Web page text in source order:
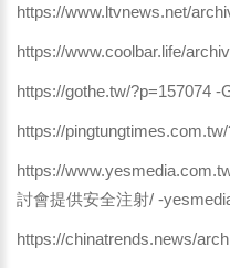
https://www.ltvnews.net/
https://www.coolbar.life/
https://gothe.tw/?p=157074 -
https://
https://
討會提供安全注射/ -
https://chinatrends.news/